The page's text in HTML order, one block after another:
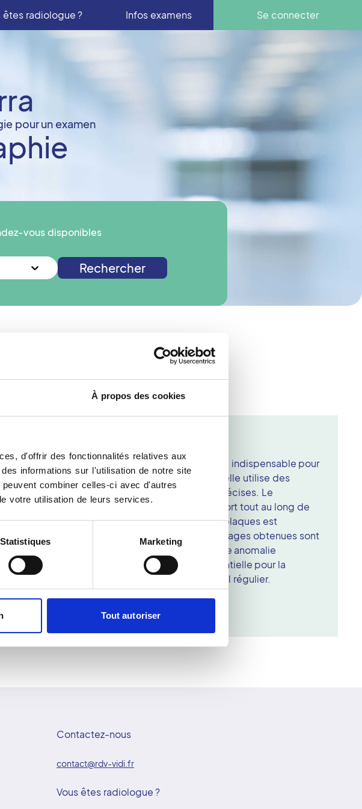
À propos des cookies
d'offrir des fonctionnalités relatives aux
informations sur l'utilisation de notre site
combiner celles-ci avec d'autres
votre utilisation de leurs services.
Statistiques Marketing
Tout autoriser
êtes radiologue ? Infos examens Se connecter
pour un examen
vous disponibles
Rechercher
est un examen d'imagerie médicale indispensable pour
des seins. Réalisée dans un centre d'imagerie, elle utilise des
X à faible dose afin d'obtenir des images très précises. Le
positionne la patiente et veille à son confort tout au long de
Une courte compression du sein entre deux plaques est
pour améliorer la qualité des clichés. Les images obtenues sont
analysées par le radiologue, qui recherche toute anomalie
La mammographie est rapide, sûre et essentielle pour la
précoce du cancer du sein et le suivi médical régulier.
Contactez-nous
contact@rdv-vidi.fr
Vous êtes radiologue ?